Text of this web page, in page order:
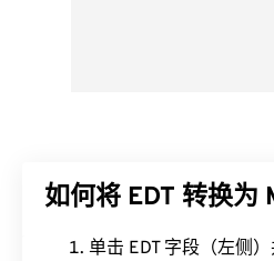
如何将 EDT 转换为
单击 EDT 字段（左侧